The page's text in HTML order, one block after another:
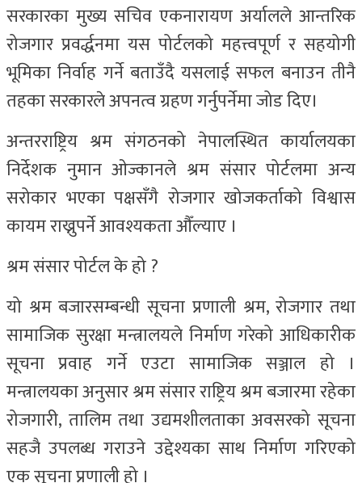
सरकारका मुख्य सचिव एकनारायण अर्यालले आन्तरिक
रोजगार प्रवर्द्धनमा यस पोर्टलको महत्त्वपूर्ण र सहयोगी
भूमिका निर्वाह गर्ने बताउँदै यसलाई सफल बनाउन तीनै
तहका सरकारले अपनत्व ग्रहण गर्नुपर्नेमा जोड दिए।
अन्तरराष्ट्रिय श्रम संगठनको नेपालस्थित कार्यालयका
निर्देशक नुमान ओज्कानले श्रम संसार पोर्टलमा अन्य
सरोकार भएका पक्षसँगै रोजगार खोजकर्ताको विश्वास
कायम राख्नुपर्ने आवश्यकता औँल्याए ।
श्रम संसार पोर्टल के हो ?
यो श्रम बजारसम्बन्धी सूचना प्रणाली श्रम, रोजगार तथा
सामाजिक सुरक्षा मन्त्रालयले निर्माण गरेको आधिकारीक
सूचना प्रवाह गर्ने एउटा सामाजिक सञ्जाल हो ।
मन्त्रालयका अनुसार श्रम संसार राष्ट्रिय श्रम बजारमा रहेका
रोजगारी, तालिम तथा उद्यमशीलताका अवसरको सूचना
सहजै उपलब्ध गराउने उद्देश्यका साथ निर्माण गरिएको
एक सूचना प्रणाली हो ।